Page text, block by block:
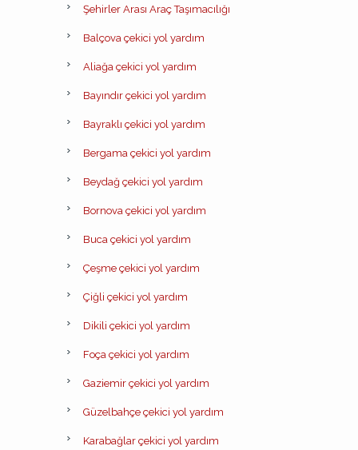
Şehirler Arası Araç Taşımacılığı
Balçova çekici yol yardım
Aliağa çekici yol yardım
Bayındır çekici yol yardım
Bayraklı çekici yol yardım
Bergama çekici yol yardım
Beydağ çekici yol yardım
Bornova çekici yol yardım
Buca çekici yol yardım
Çeşme çekici yol yardım
Çiğli çekici yol yardım
Dikili çekici yol yardım
Foça çekici yol yardım
Gaziemir çekici yol yardım
Güzelbahçe çekici yol yardım
Karabağlar çekici yol yardım